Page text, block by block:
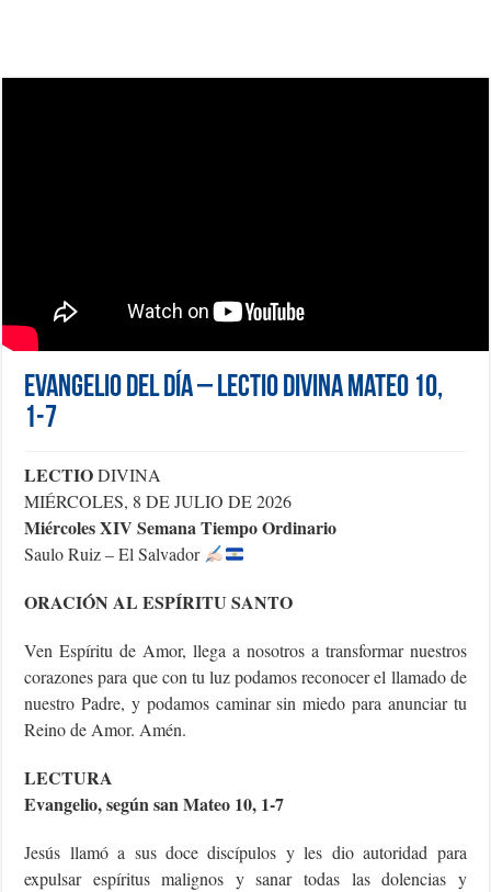
Evangelio del día – Lectio Divina Mateo 10,
1-7
LECTIODIVINA
MIÉRCOLES, 8 DE JULIO DE 2026
Miércoles XIV Semana Tiempo Ordinario
Saulo Ruiz – El Salvador
ORACIÓN AL ESPÍRITU SANTO
Ven Espíritu de Amor, llega a nosotros a transformar nuestros
corazones para que con tu luz podamos reconocer el llamado de
nuestro Padre, y podamos caminar sin miedo para anunciar tu
Reino de Amor. Amén.
LECTURA
Evangelio, según san Mateo 10, 1-7
Jesús llamó a sus doce discípulos y les dio autoridad para
expulsar espíritus malignos y sanar todas las dolencias y